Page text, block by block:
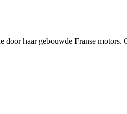
haar gebouwde Franse